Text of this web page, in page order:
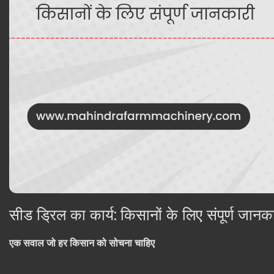
सीड ड्रिल का कार्य: किसानों के लिए संपूर्ण
एक सवाल जो हर किसान को सोचना चाहिए